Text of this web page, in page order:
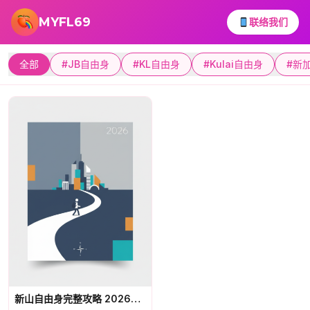
跳转到主要内容
MYFL69 联络我们
全部 #JB自由身 #KL自由身 #Kulai自由身 #新
新山自由身完整攻略 2026：JB自由身新手必读指南